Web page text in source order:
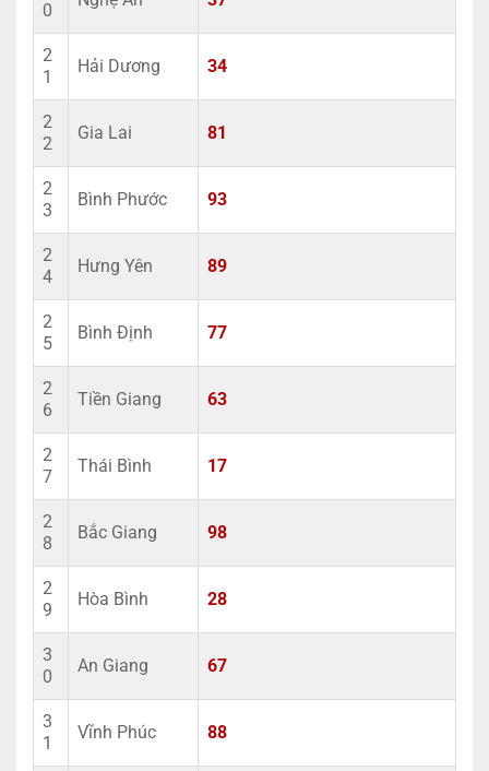
0
2
1
Hải Dương 34
2
2
Gia Lai 81
2
3
Bình Phước 93
2
4
Hưng Yên 89
2
5
Bình Định 77
2
6
Tiền Giang 63
2
7
Thái Bình 17
2
8
Bắc Giang 98
2
9
Hòa Bình 28
3
0
An Giang 67
3
1
Vĩnh Phúc 88